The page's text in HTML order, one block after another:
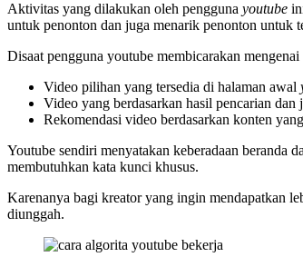
Aktivitas yang dilakukan oleh pengguna youtube
untuk penonton dan juga menarik penonton untuk
Disaat pengguna youtube membicarakan
Video pilihan yang tersedia di halaman awal
Video yang berdasarkan hasil pencarian dan
Rekomendasi video berdasarkan konten
Youtube sendiri menyatakan keberadaan beranda
membutuhkan kata kunci khusus.
Karenanya bagi kreator yang ingin mendapatkan
diunggah.